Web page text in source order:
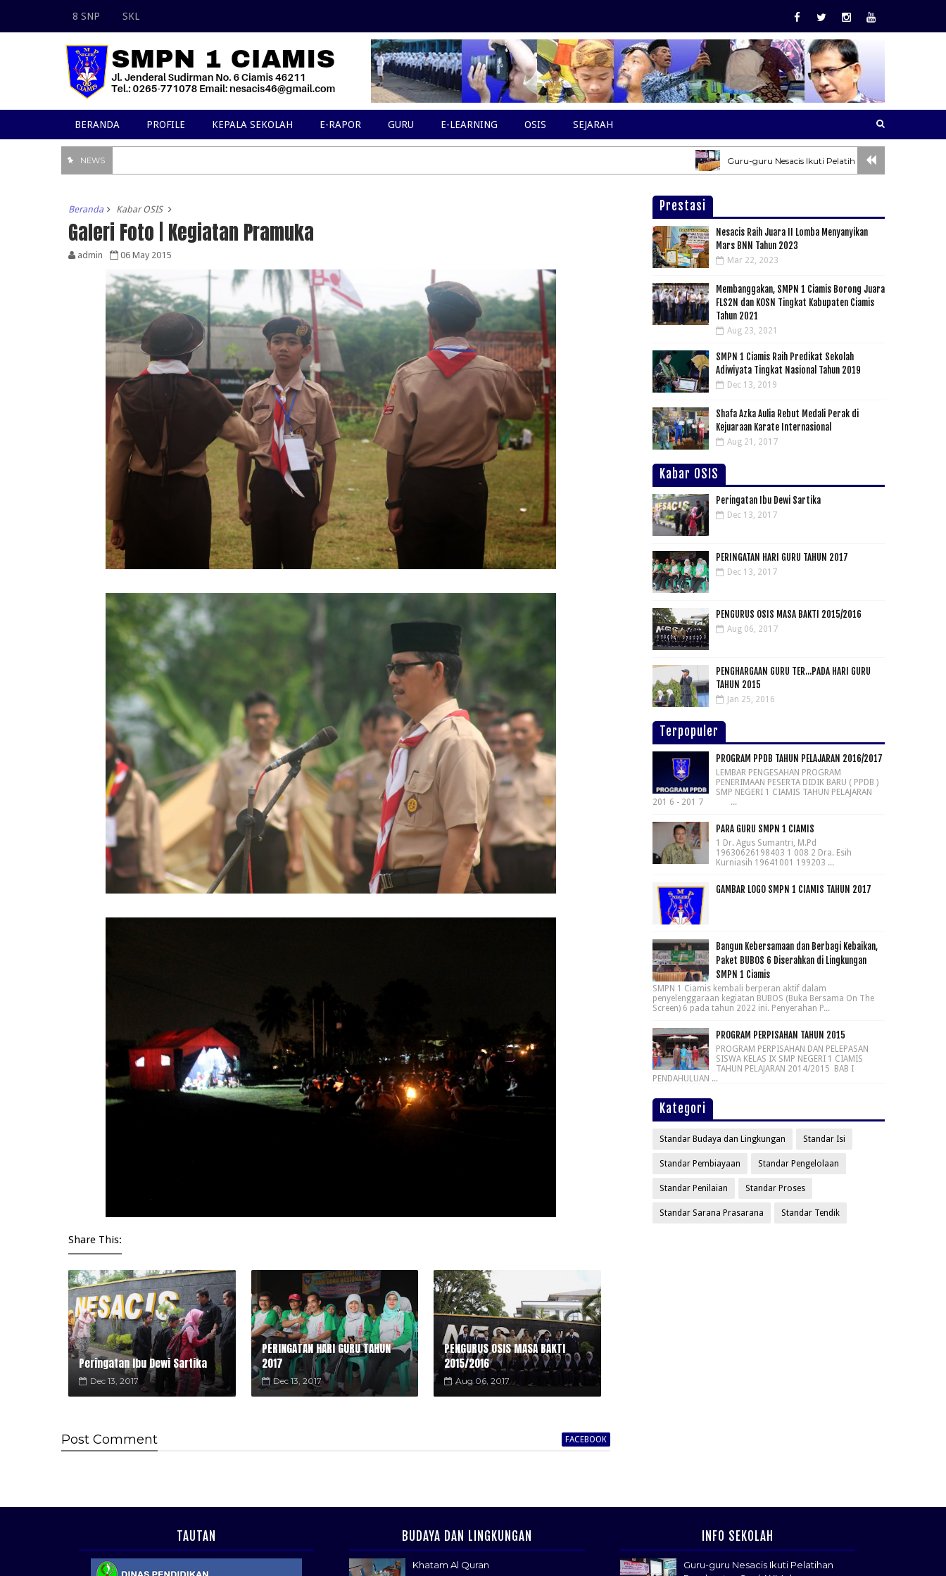
8 SNP SKL
BERANDA PROFILE KEPALA SEKOLAH E-RAPOR GURU E-LEARNING OSIS SEJARAH
NEWS Guru-guru Nesacis Ikuti Pelatihan Pembuatan Soal AKM
Beranda Kabar OSIS
Galeri Foto | Kegiatan Pramuka
admin 06 May 2015
Share This:
Peringatan Ibu Dewi Sartika
Dec 13, 2017
PERINGATAN HARI GURU TAHUN
2017
Dec 13, 2017
PENGURUS OSIS MASA BAKTI
2015/2016
Aug 06, 2017
Post Comment FACEBOOK
Prestasi
Nesacis Raih Juara II Lomba Menyanyikan
Mars BNN Tahun 2023
Mar 22, 2023
Membanggakan, SMPN 1 Ciamis Borong Juara
FLS2N dan KOSN Tingkat Kabupaten Ciamis
Tahun 2021
Aug 23, 2021
SMPN 1 Ciamis Raih Predikat Sekolah
Adiwiyata Tingkat Nasional Tahun 2019
Dec 13, 2019
Shafa Azka Aulia Rebut Medali Perak di
Kejuaraan Karate Internasional
Aug 21, 2017
Kabar OSIS
Peringatan Ibu Dewi Sartika
Dec 13, 2017
PERINGATAN HARI GURU TAHUN 2017
Dec 13, 2017
PENGURUS OSIS MASA BAKTI 2015/2016
Aug 06, 2017
PENGHARGAAN GURU TER...PADA HARI GURU
TAHUN 2015
Jan 25, 2016
Terpopuler
PROGRAM PPDB TAHUN PELAJARAN 2016/2017
LEMBAR PENGESAHAN PROGRAM
PENERIMAAN PESERTA DIDIK BARU ( PPDB )
SMP NEGERI 1 CIAMIS TAHUN PELAJARAN
201 6 - 201 7 ...
PARA GURU SMPN 1 CIAMIS
1 Dr. Agus Sumantri, M.Pd
19630626198403 1 008 2 Dra. Esih
Kurniasih 19641001 199203 ...
GAMBAR LOGO SMPN 1 CIAMIS TAHUN 2017
Bangun Kebersamaan dan Berbagi Kebaikan,
Paket BUBOS 6 Diserahkan di Lingkungan
SMPN 1 Ciamis
SMPN 1 Ciamis kembali berperan aktif dalam
penyelenggaraan kegiatan BUBOS (Buka Bersama On The
Screen) 6 pada tahun 2022 ini. Penyerahan P...
PROGRAM PERPISAHAN TAHUN 2015
PROGRAM PERPISAHAN DAN PELEPASAN
SISWA KELAS IX SMP NEGERI 1 CIAMIS
TAHUN PELAJARAN 2014/2015 BAB I
PENDAHULUAN ...
Kategori
Standar Budaya dan Lingkungan Standar Isi
Standar Pembiayaan Standar Pengelolaan
Standar Penilaian Standar Proses
Standar Sarana Prasarana Standar Tendik
TAUTAN BUDAYA DAN LINGKUNGAN
Khatam Al Quran
INFO SEKOLAH
Guru-guru Nesacis Ikuti Pelatihan